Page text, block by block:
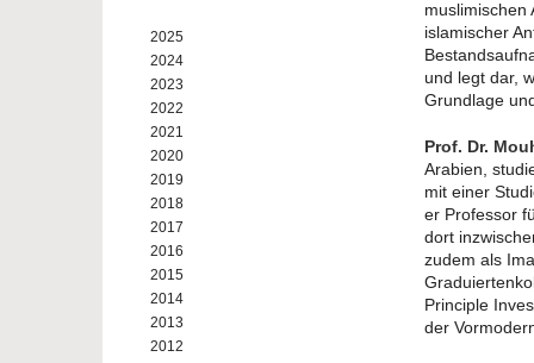
2025
2024
2023
2022
2021
2020
2019
2018
2017
2016
2015
2014
2013
2012
muslimischen
islamischer
und legt dar,
Grundlage
Prof. Dr.
Arabien,
mit einer
er Professor
dort
zudem als
Principle
der